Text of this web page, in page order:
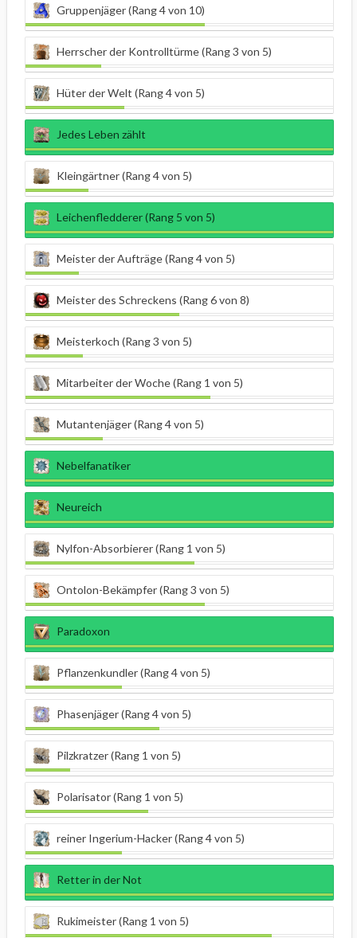
Gruppenjäger (Rang 4 von 10)
Herrscher der Kontrolltürme (Rang 3 von 5)
Hüter der Welt (Rang 4 von 5)
Jedes Leben zählt
Kleingärtner (Rang 4 von 5)
Leichenfledderer (Rang 5 von 5)
Meister der Aufträge (Rang 4 von 5)
Meister des Schreckens (Rang 6 von 8)
Meisterkoch (Rang 3 von 5)
Mitarbeiter der Woche (Rang 1 von 5)
Mutantenjäger (Rang 4 von 5)
Nebelfanatiker
Neureich
Nylfon-Absorbierer (Rang 1 von 5)
Ontolon-Bekämpfer (Rang 3 von 5)
Paradoxon
Pflanzenkundler (Rang 4 von 5)
Phasenjäger (Rang 4 von 5)
Pilzkratzer (Rang 1 von 5)
Polarisator (Rang 1 von 5)
reiner Ingerium-Hacker (Rang 4 von 5)
Retter in der Not
Rukimeister (Rang 1 von 5)